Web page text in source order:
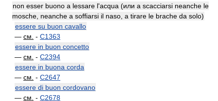
non esser buono a lessare l'acqua (или a scacciarsi neanche le
mosche, neanche a soffiarsi il naso, a tirare le brache da solo)
essere su buon cavallo
— см. - C1363
essere in buon concetto
— см. - C2394
essere in buona corda
— см. - C2647
essere di buon cordovano
— см. - C2678